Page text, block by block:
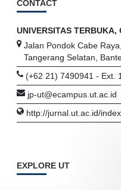
CONTACT
UNIVERSITAS
Jalan Pondok Cabe
Tangerang Selatan,
(+62 21) 7490941 - Ext.
jp-ut@ecampus.ut.ac.id
http://jurnal.ut.ac.id/
EXPLORE UT